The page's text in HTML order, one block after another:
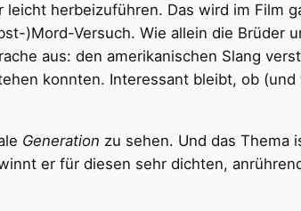
herbeizuführen. Das wird im Film
)Mord-Versuch. Wie allein die Brüder
aus: den amerikanischen Slang
konnten. Interessant bleibt, ob (und
Generation zu sehen. Und das Thema
er für diesen sehr dichten,